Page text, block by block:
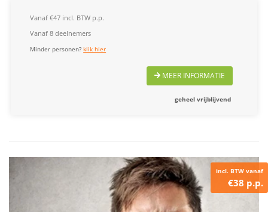
Vanaf €47 incl. BTW p.p.
Vanaf 8 deelnemers
Minder personen?klik hier
MEER INFORMATIE
geheel vrijblijvend
incl. BTW vanaf
€38 p.p.